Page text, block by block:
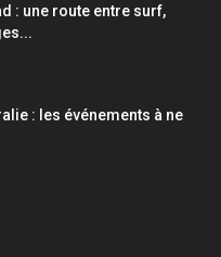
: une route entre surf,
: les événements à ne